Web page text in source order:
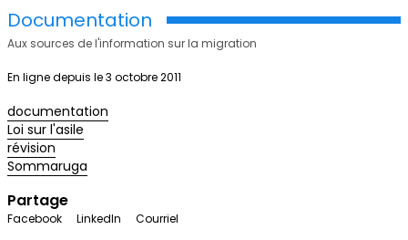
Documentation
Aux sources de l'information sur la migration
En ligne depuis le 3 octobre 2011
documentation
Loi sur l'asile
révision
Sommaruga
Partage
Facebook LinkedIn Courriel